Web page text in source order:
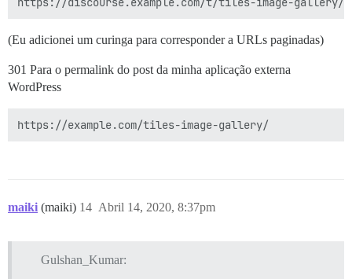
(Eu adicionei um curinga para corresponder a URLs paginadas)
301 Para o permalink do post da minha aplicação externa
WordPress
maiki (maiki) Abril 14, 2020, 8:37pm
14
Gulshan_Kumar: